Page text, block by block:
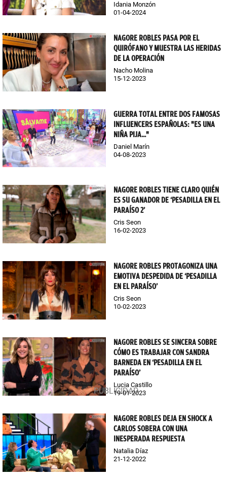
Idania Monzón
01-04-2024
NAGORE ROBLES PASA POR EL
QUIRÓFANO Y MUESTRA LAS HERIDAS
DE LA OPERACIÓN
Nacho Molina
15-12-2023
GUERRA TOTAL ENTRE DOS FAMOSAS
INFLUENCERS ESPAÑOLAS: "ES UNA
NIÑA PIJA..."
Daniel Marín
04-08-2023
NAGORE ROBLES TIENE CLARO QUIÉN
ES SU GANADOR DE ‘PESADILLA EN EL
PARAÍSO 2’
Cris Seon
16-02-2023
NAGORE ROBLES PROTAGONIZA UNA
EMOTIVA DESPEDIDA DE ‘PESADILLA
EN EL PARAÍSO’
Cris Seon
10-02-2023
NAGORE ROBLES SE SINCERA SOBRE
CÓMO ES TRABAJAR CON SANDRA
BARNEDA EN ‘PESADILLA EN EL
PARAÍSO’
Lucia Castillo
19-01-2023
NAGORE ROBLES DEJA EN SHOCK A
CARLOS SOBERA CON UNA
INESPERADA RESPUESTA
Natalia Díaz
21-12-2022